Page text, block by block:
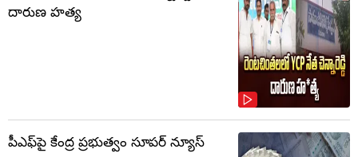
దారుణ హత్య
పీఎఫ్‌పై కేంద్ర ప్రభుత్వం సూపర్ న్యూస్